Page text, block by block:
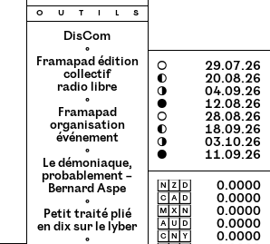
o u t i l s
DisCom
◦
Framapad édition
collectif
radio libre
◦
Framapad
organisation
événement
◦
Le démoniaque,
probablement –
Bernard Aspe
◦
Petit traité plié
en dix sur le lyber
◦
○ 29.07.26
◐ 20.08.26
◑ 04.09.26
● 12.08.26
○ 28.08.26
◐ 18.09.26
◑ 03.10.26
●
11.09.26
🄽🅉🄳
0.0000
🄲🄰🄳 0.0000
🄼🅇🄽 0.0000
🄰🅄🄳 0.0000
🄲🄽🅈 0.0000